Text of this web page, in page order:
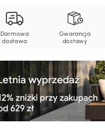
Darmowa
dostawa
Gwarancja
dostawy